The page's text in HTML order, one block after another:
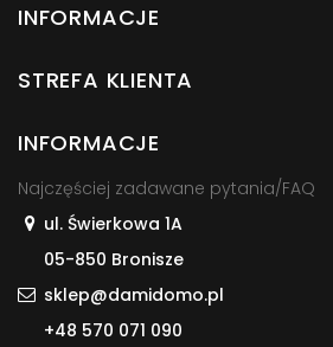
INFORMACJE
STREFA KLIENTA
INFORMACJE
Najczęściej zadawane pytania/FAQ
ul. Świerkowa 1A
05-850 Bronisze
sklep@damidomo.pl
+48 570 071 090